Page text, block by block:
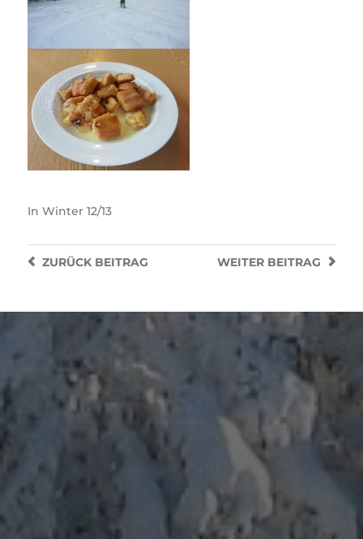
In Winter 12/13
WEITER BEITRAG
ZURÜCKBEITRAG